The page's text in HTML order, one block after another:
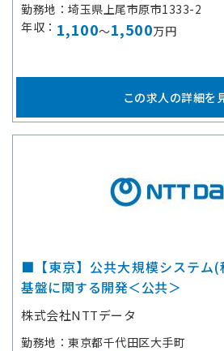
勤務地
埼玉県上尾市原市1333-2
年収
1,100～1,500万円
この求人の詳細を
■【東京】公共大規模システム
基盤に関する開発＜公共＞
株式会社NTTデータ
勤務地
東京都千代田区大手町